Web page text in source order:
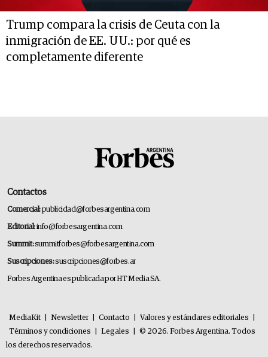
Trump compara la crisis de Ceuta con la
inmigración de EE. UU.: por qué es
completamente diferente
Contactos
Comercial:publicidad@forbesargentina.com
Editorial:info@forbesargentina.com
Summit:summitforbes@forbesargentina.com
Suscripciones:suscripciones@forbes.ar
Forbes Argentina es publicada por HT Media SA.
MediaKit Newsletter Contacto Valores y estándares editoriales
Términos y condiciones
Legales
© 2026. Forbes Argentina. Todos
los derechos reservados.